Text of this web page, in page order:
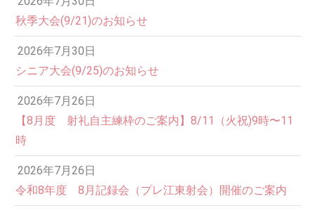
秋季大会(9/21)のお知らせ
2026年7月30日
シニア大会(9/25)のお知らせ
2026年7月26日
【8月度 射礼自主練枠のご案内】8/11（火祝)9時〜11
時
2026年7月26日
令和8年度 8月記録会（プレ江東射会）開催のご案内